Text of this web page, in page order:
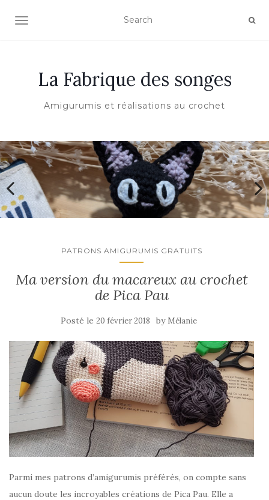
AFFICHER/MASQUER LA NAVIGATION
La Fabrique des songes
Amigurumis et réalisations au crochet
PATRONS AMIGURUMIS GRATUITS
Ma version du macareux au crochet
de Pica Pau
Posté le 20 février 2018 by Mélanie
Parmi mes patrons d’amigurumis préférés, on compte sans
aucun doute les incroyables créations de Pica Pau. Elle a